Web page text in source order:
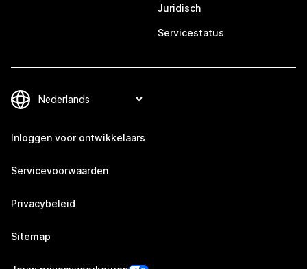
Juridisch
Servicestatus
Inloggen voor ontwikkelaars
Servicevoorwaarden
Privacybeleid
Sitemap